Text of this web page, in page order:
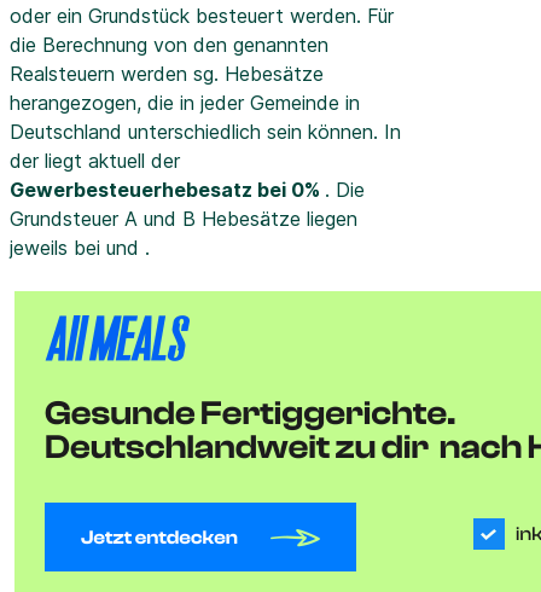
oder ein Grundstück besteuert werden. Für
die Berechnung von den genannten
Realsteuern werden sg. Hebesätze
herangezogen, die in jeder Gemeinde in
Deutschland unterschiedlich sein können. In
der liegt aktuell der
Gewerbesteuerhebesatz bei 0% . Die
Grundsteuer A und B Hebesätze liegen
jeweils bei und .